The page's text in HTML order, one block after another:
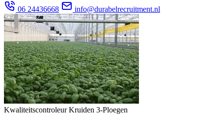
06 24436668
info@durabelrecruitment.nl
Kwaliteitscontroleur Kruiden 3-Ploegen